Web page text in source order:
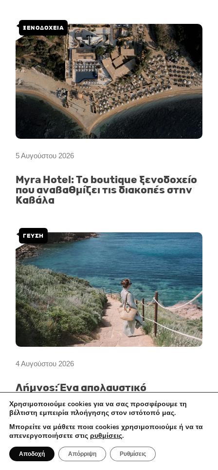
5 Αυγούστου 2026
ΞΕΝΟΔΟΧΕΙΑ
Myra Hotel: Το boutique ξενοδοχείο
που αναβαθμίζει τις διακοπές στην
Καβάλα
4 Αυγούστου 2026
ΓΕΥΣΗ
Λήμνος: Ένα απολαυστικό
γαστρονομικό ταξίδι
ΕΣΤΙΑΤΟΡΙΑ
Χρησιμοποιούμε cookies για να σας προσφέρουμε τη
βέλτιστη εμπειρία πλοήγησης στον ιστότοπό μας.
Μπορείτε να μάθετε ποια cookies χρησιμοποιούμε ή να τα
απενεργοποιήσετε στις ρυθμίσεις.
Αποδοχή Απόρριψη Ρυθμίσεις